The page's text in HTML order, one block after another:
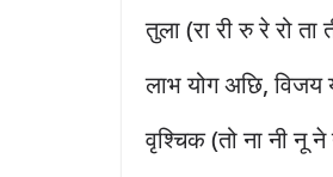
तुला (रा री रु रे रो
लाभ योग अछि, विजय
वृश्चिक (तो ना नी नू